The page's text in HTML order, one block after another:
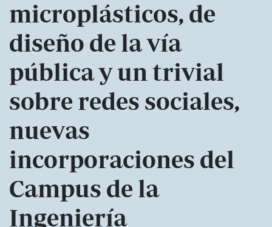
microplásticos, de
diseño de la vía
pública y un trivial
sobre redes sociales,
nuevas
incorporaciones del
Campus de la
Ingeniería